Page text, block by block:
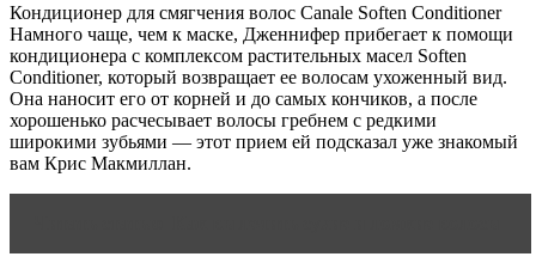
Кондиционер для смягчения волос Canale Soften Conditioner
Намного чаще, чем к маске, Дженнифер прибегает к помощи
кондиционера с комплексом растительных масел Soften
Conditioner, который возвращает ее волосам ухоженный вид.
Она наносит его от корней и до самых кончиков, а после
хорошенько расчесывает волосы гребнем с редкими
широкими зубьями — этот прием ей подсказал уже знакомый
вам Крис Макмиллан.